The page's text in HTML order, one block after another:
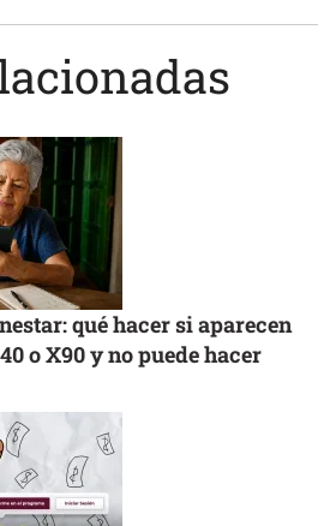
qué hacer si aparecen
o X90 y no puede hacer